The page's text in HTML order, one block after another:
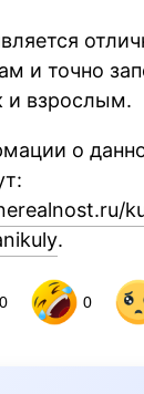
и точно
и взрослым.
о
.
0 0